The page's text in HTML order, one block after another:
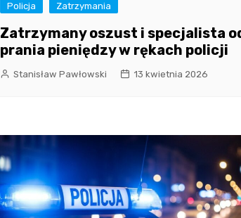
Policja Zatrzymania
Zatrzymany oszust i specjalista
prania pieniędzy w rękach policji
Stanisław Pawłowski 13 kwietnia 2026